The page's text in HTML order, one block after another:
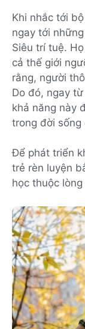
Khi nhắc tới
ngay tới
Siêu trí tuệ.
cả thế giới
rằng, người
Do đó, ngay
khả năng này
trong đời sống
Để phát triển
trẻ rèn luyện
học thuộc